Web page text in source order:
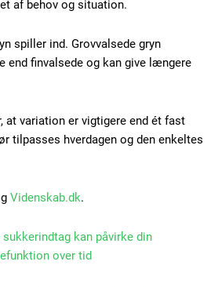
ac
felis
dolor
af behov og situation.
spiller ind. Grovvalsede gryn
end finvalsede og kan give længere
at variation er vigtigere end ét fast
tilpasses hverdagen og den enkeltes
Videnskab.dk.
sukkerindtag kan påvirke din
over tid